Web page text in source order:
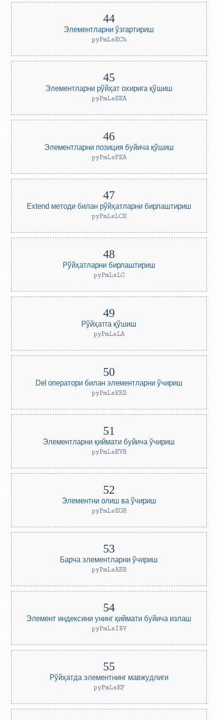
Элементларни ўзгартириш
pyPmLsECh
Элементларни рўйҳат охирига қўшиш
pyPmLsEEA
Элементларни позиция буйича қўшиш
pyPmLsPEA
Extend методи билан рўйҳатларни бирлаштириш
pyPmLsLCE
Рўйҳатларни бирлаштириш
pyPmLsLC
Рўйҳатга қўшиш
pyPmLsLA
Del оператори билан элементларни ўчириш
pyPmLsERD
Элементларни қиймати буйича ўчириш
pyPmLsEVR
Элементни олиш ва ўчириш
pyPmLsEGR
Барча элементларни ўчириш
pyPmLsAER
Элемент индексини унинг қиймати буйича излаш
pyPmLsIBV
Рўйҳатда элементнинг мавжудлиги
pyPmLsEP